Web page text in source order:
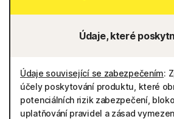
Údaje, které
Údaje související se zabezpečením:
účely poskytování produktu, které
potenciálních rizik zabezpečení,
uplatňování pravidel a zásad